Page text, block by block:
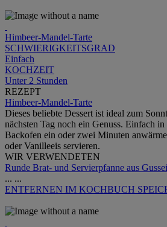
Himbeer-Mandel-Tarte
SCHWIERIGKEITSGRAD
Einfach
KOCHZEIT
Unter 2 Stunden
REZEPT
Himbeer-Mandel-Tarte
Dieses beliebte Dessert ist ideal zum
nächsten Tag noch ein Genuss. Einfach
Backofen ein oder zwei Minuten
oder Vanilleeis servieren.
WIR VERWENDETEN
Runde Brat- und Servierpfanne aus
... ...
ENTFERNEN IM KOCHBUCH